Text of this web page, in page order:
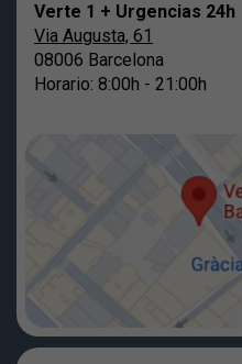
Verte 1 + Urgencias 24h
Via Augusta, 61
08006 Barcelona
Horario: 8:00h - 21:00h